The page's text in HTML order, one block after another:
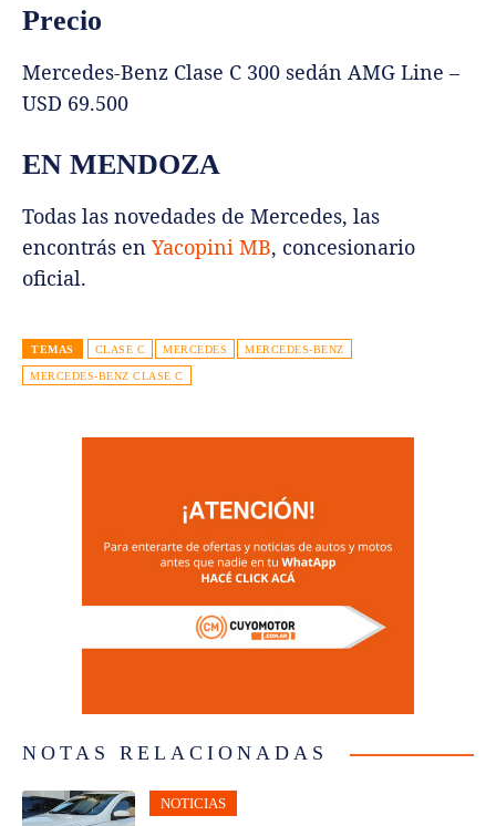
Precio
Mercedes-Benz Clase C 300 sedán AMG Line –
USD 69.500
EN MENDOZA
Todas las novedades de Mercedes, las
encontrás en Yacopini MB, concesionario
oficial.
TEMAS CLASE C MERCEDES MERCEDES-BENZ
MERCEDES-BENZ CLASE C
NOTAS RELACIONADAS
NOTICIAS